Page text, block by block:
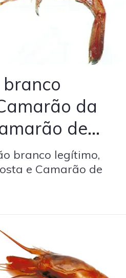
da
de
branco legítimo,
e Camarão de